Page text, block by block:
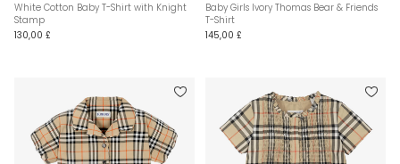
White Cotton Baby T-Shirt with Knight
Stamp
130,00 £
Baby Girls Ivory Thomas Bear & Friends
T-Shirt
145,00 £